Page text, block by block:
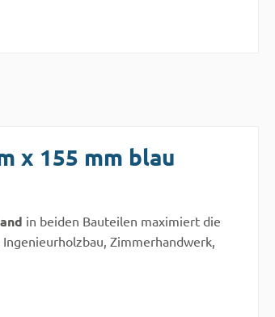
x 155 mm blau
in beiden Bauteilen maximiert die
Zimmerhandwerk,